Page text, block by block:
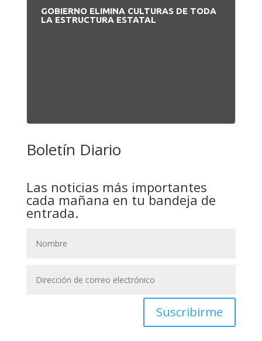
GOBIERNO ELIMINA CULTURAS DE TODA
LA ESTRUCTURA ESTATAL
Boletín Diario
Las noticias más importantes
cada mañana en tu bandeja de
entrada.
Suscribirme